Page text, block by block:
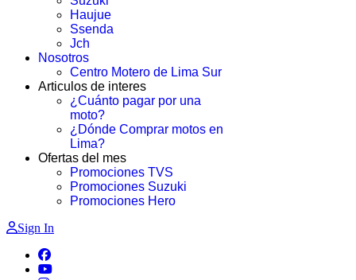
Haujue
Ssenda
Jch
Nosotros
Centro Motero de Lima Sur
Articulos de interes
¿Cuánto pagar por una
moto?
¿Dónde Comprar motos en
Lima?
Ofertas del mes
Promociones TVS
Promociones Suzuki
Promociones Hero
Sign In